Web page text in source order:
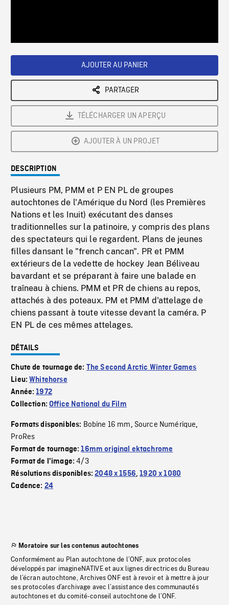
AJOUTER AU PANIER
PARTAGER
TÉLÉCHARGER UN APERÇU
AJOUTER À UN PROJET
DESCRIPTION
Plusieurs PM, PMM et P EN PL de groupes
autochtones de l'Amérique du Nord (les Premières
Nations et les Inuit) exécutant des danses
traditionnelles sur la patinoire, y compris des plans
des spectateurs qui le regardent. Plans de jeunes
filles dansant le "french cancan". PR et PMM
extérieurs de la vedette de hockey Jean Béliveau
bavardant et se préparant à faire une balade en
traîneau à chiens. PMM et PR de chiens au repos,
attachés à des poteaux. PM et PMM d'attelage de
chiens passant à toute vitesse devant la caméra. P
EN PL de ces mêmes attelages.
DÉTAILS
Chute de tournage de: The Second Arctic Winter Games
Lieu:Whitehorse
Année:1972
Collection:Office National du Film
Formats disponibles: Bobine 16 mm, Source Numérique,
ProRes
Format de tournage:16mm original ektachrome
Format de l'image:4/3
Résolutions disponibles:2048 x 1556,1920 x 1080
Cadence: 24
Moratoire sur les contenus autochtones
Conformément au Plan autochtone de l’ONF, aux protocoles
développés par imagineNATIVE et aux lignes directrices du Bureau
de l’écran autochtone, Archives ONF est à revoir et à mettre à jour
ses protocoles d’archivage avec l’assistance des communautés
autochtones et du comité-conseil autochtone de l’ONF.